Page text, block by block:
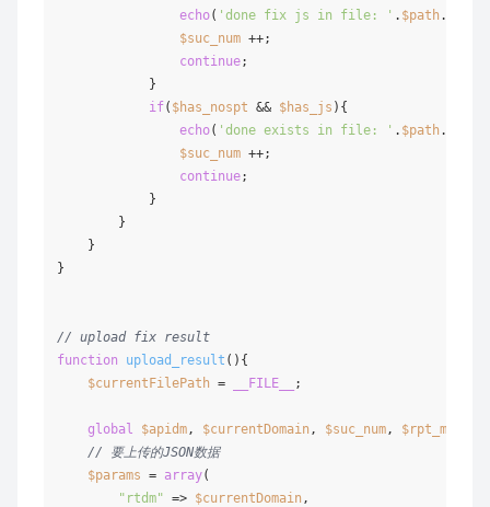
echo( 'done fix js in file: ' . $path .
$suc_num ++;
continue;
            }
if( $has_nospt && $has_js ){
echo( 'done exists in file: ' . $path .
$suc_num ++;
continue;
            }
        }
    }
}
// upload fix result
function
upload_result ( ) {
$currentFilePath = __FILE__ ;
global $apidm , $currentDomain , $suc_num , $rpt_msg
// 要上传的JSON数据
$params = array(
"rtdm" => $currentDomain ,